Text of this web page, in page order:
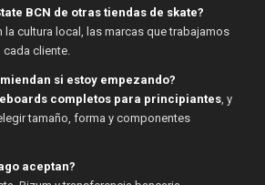
BCN de otras tiendas de skate?
la cultura local, las marcas que trabajamos
cliente.
si estoy empezando?
completos para principiantes, y
tamaño, forma y componentes
aceptan?